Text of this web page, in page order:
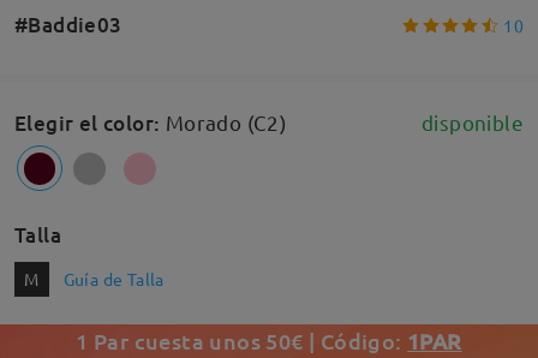
#Baddie03 10
Elegir el color: Morado (C2) disponible
Talla
M Guía de Talla
1 Par cuesta unos 50€ | Código: 1PAR